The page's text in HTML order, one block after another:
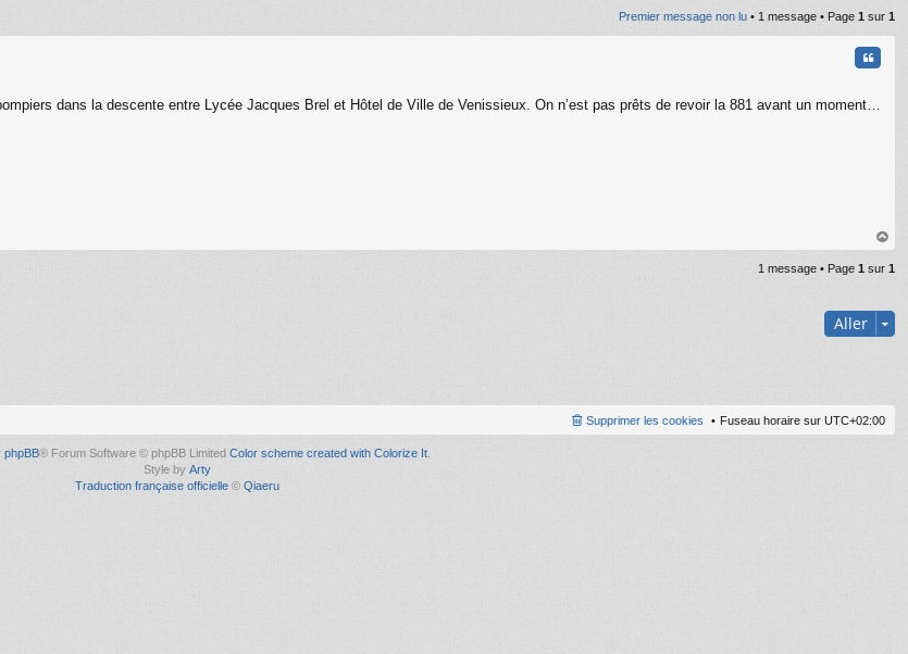
Premier message non lu • 1 message • Page 1 sur 1
dans la descente entre Lycée Jacques Brel et Hôtel de Ville de Venissieux. On n’est pas prêts de revoir la 881 avant un moment…
au
t
1 message • Page 1 sur 1
Aller
Fuseau horaire sur UTC+02:00
Supprimer les cookies
phpBB® Forum Software © phpBB Limited Color scheme created with Colorize It
Style by Arty
Traduction française officielle © Qiaeru